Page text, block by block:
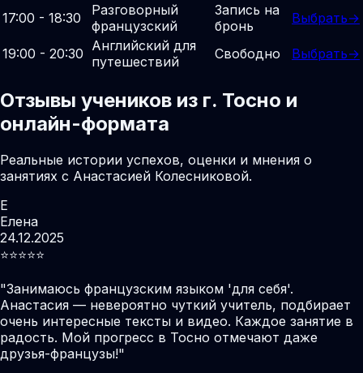
17:00 - 18:30
Разговорный
французский
Запись на
бронь
Выбрать→
19:00 - 20:30 Английский для
путешествий
Свободно Выбрать→
Отзывы учеников из г. Тосно и
онлайн-формата
Реальные истории успехов, оценки и мнения о
занятиях с Анастасией Колесниковой.
Е
Елена
24.12.2025
⭐️⭐️⭐️⭐️⭐️
"Занимаюсь французским языком 'для себя'.
Анастасия — невероятно чуткий учитель, подбирает
очень интересные тексты и видео. Каждое занятие в
радость. Мой прогресс в Тосно отмечают даже
друзья-французы!"